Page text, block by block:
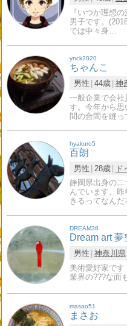
『いつか理想
男子です。
では中々身…
ynck2020
ちゃんこ
男性 44歳 神
一般企業で会
す。今年から
間の合間を縫っ
hyakuro5
百朗
男性 28歳 ド
静岡県出身の
んでいます。
きるってなん
DREAM38
Dream art
男性 神奈川県
美術愛好家で
業界の???な面
masao51
まさお